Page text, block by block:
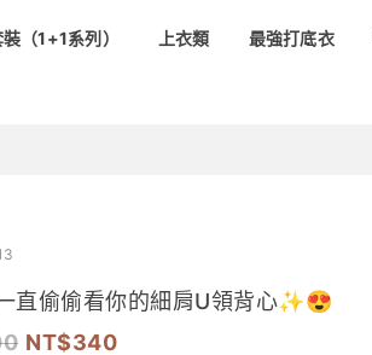
（1+1系列） 上衣類 最強打底衣
直偷偷看你的細肩U領背心✨😍
340